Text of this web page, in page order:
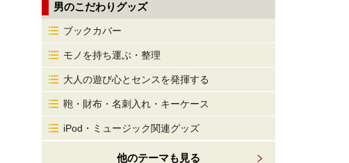
男のこだわりグッズ
ブックカバー
モノを持ち運ぶ・整理
大人の遊び心とセンスを発揮する
鞄・財布・名刺入れ・キーケース
iPod・ミュージック関連グッズ
他のテーマも見る